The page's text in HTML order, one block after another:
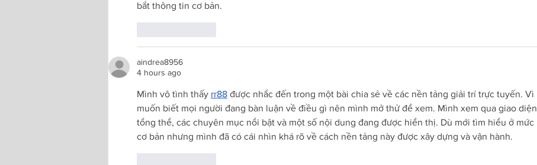
bắt thông tin cơ bản.
aindrea8956
4 hours ago
Mình vô tình thấy rr88 được nhắc đến trong một bài chia sẻ về các nền tảng giải trí trực tuyến. Vì
muốn biết mọi người đang bàn luận về điều gì nên mình mở thử để xem. Mình xem qua giao diện
tổng thể, các chuyên mục nổi bật và một số nội dung đang được hiển thị. Dù mới tìm hiểu ở mức
cơ bản nhưng mình đã có cái nhìn khá rõ về cách nền tảng này được xây dựng và vận hành.